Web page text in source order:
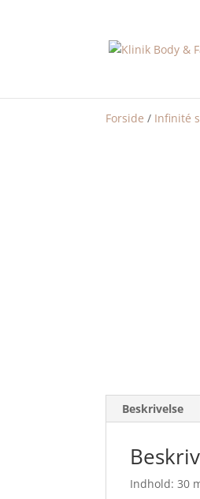
Forside / Infinité
Beskrivelse
Indhold: 30